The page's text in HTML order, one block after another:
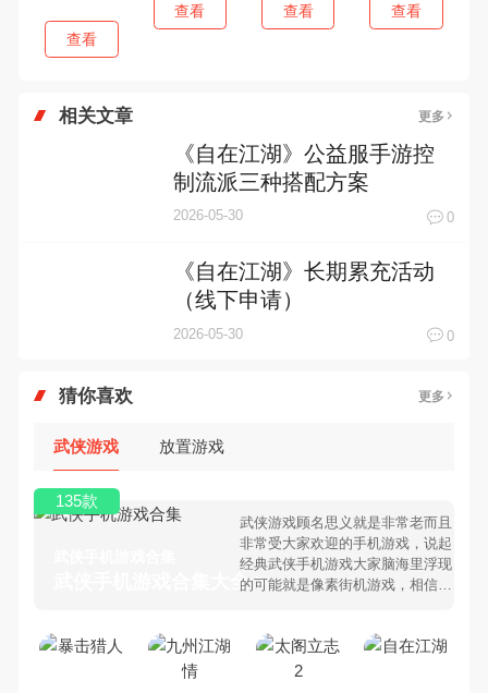
查看
查看 查看 查看
相关文章 更多
《自在江湖》公益服手游控
制流派三种搭配方案
2026-05-30 0
《自在江湖》长期累充活动
（线下申请）
2026-05-30 0
猜你喜欢 更多
武侠游戏 放置游戏
武侠手机游戏合集大全 >
武侠游戏顾名思义就是非常老而且
非常受大家欢迎的手机游戏，说起
经典武侠手机游戏大家脑海里浮现
的可能就是像素街机游戏，相信很
侠手机游戏有哪些呢？游戏今天，
乐途下载站小编芒果味的怪咖给大
135款